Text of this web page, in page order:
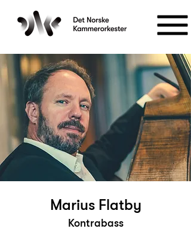
Marius Flatby
Kontrabass